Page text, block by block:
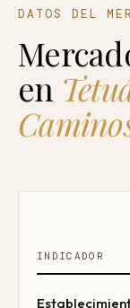
DATOS DEL
en
INDICADOR